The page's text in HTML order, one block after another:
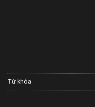
Từ khóa